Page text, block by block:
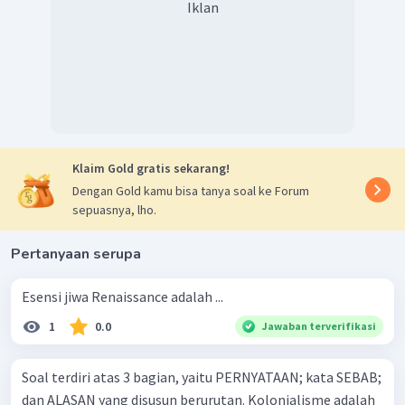
terutama permaisuri Marie Antoinette, selalu
menghambur-hamburkan uang negara untuk
berfoya-foya sehingga dijuluki sebagai madame
defisit . Masalah keuangan semakin diperburuk akibat
Amerika.
Iklan
Klaim Gold gratis sekarang!
Dengan Gold kamu bisa tanya soal ke Forum
sepuasnya, lho.
Pertanyaan serupa
Esensi jiwa Renaissance adalah ...
1 0.0 Jawaban terverifikasi
Soal terdiri atas 3 bagian, yaitu PERNYATAAN; kata SEBAB;
dan ALASAN yang disusun berurutan. Kolonialisme adalah